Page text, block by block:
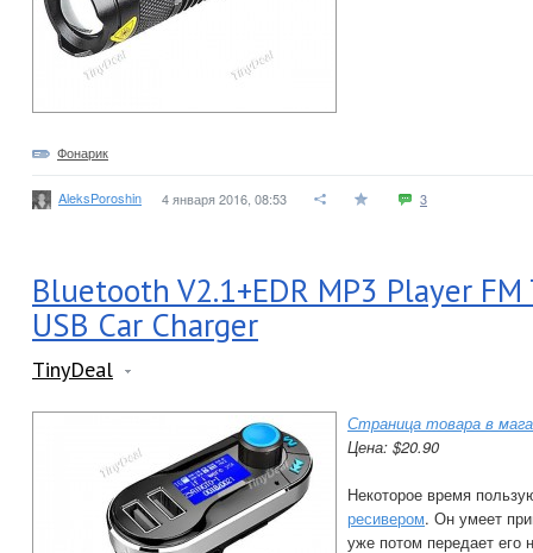
Фонарик
AleksPoroshin 4 января 2016, 08:53 3
Bluetooth V2.1+EDR MP3 Player
USB Car Charger
TinyDeal
Страница товара в
Цена: $20.90
Некоторое время
ресивером. Он умеет
уже потом передает его